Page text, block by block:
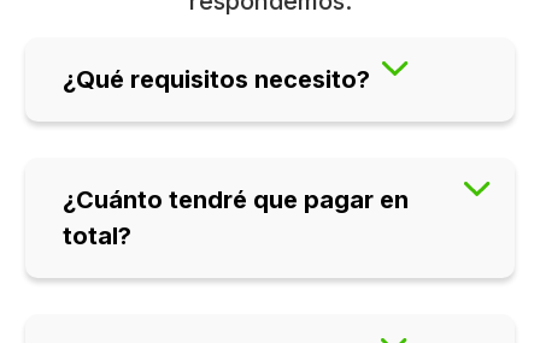
¿Qué requisitos necesito?
¿Cuánto tendré que pagar en
total?